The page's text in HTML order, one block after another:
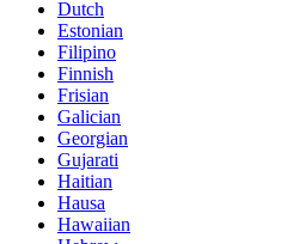
Dutch
Estonian
Filipino
Finnish
Frisian
Galician
Georgian
Gujarati
Haitian
Hausa
Hawaiian